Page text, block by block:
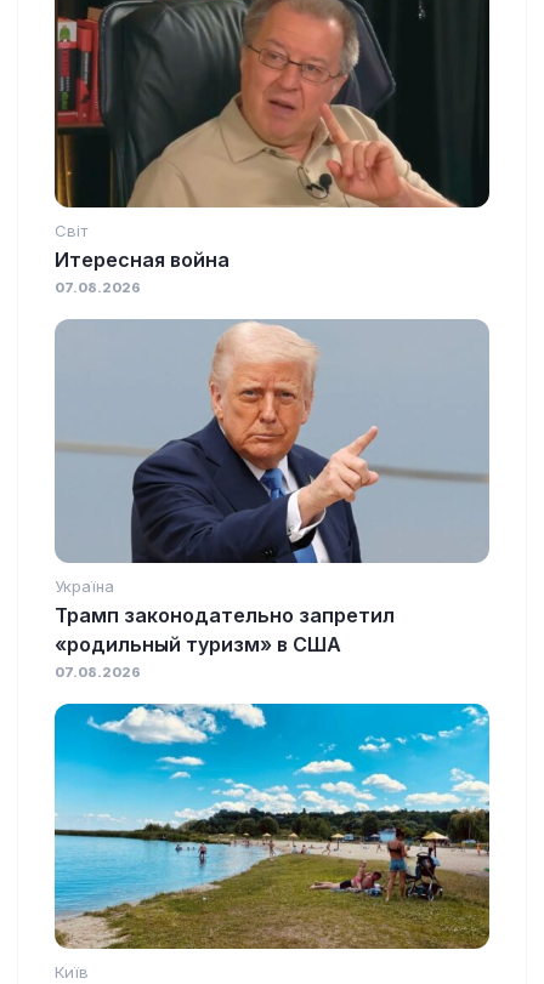
Світ
Итересная война
07.08.2026
Україна
Трамп законодательно запретил
«родильный туризм» в США
07.08.2026
Київ